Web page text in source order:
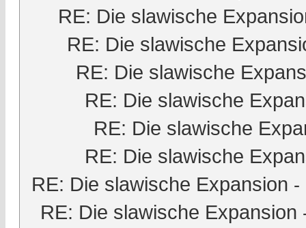
RE: Die slawische
RE: Die slawische
RE: Die slawische
RE: Die slawische
RE: Die slawische
RE: Die slawische
RE: Die slawische Expansion -
RE: Die slawische Expansion